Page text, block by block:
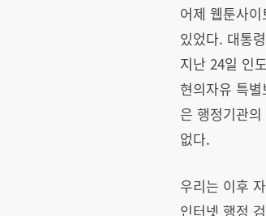
어제 웹툰사
있었다. 대통
지난 24일 인
현의자유 특
은 행정기관
없다.
우리는 이후
인터넷 행정